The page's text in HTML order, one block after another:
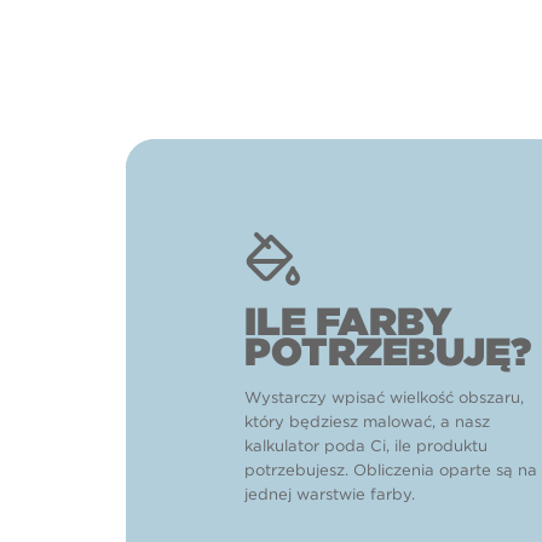
ILE FARBY
POTRZEBUJĘ?
Wystarczy wpisać wielkość obszaru,
który będziesz malować, a nasz
kalkulator poda Ci, ile produktu
potrzebujesz. Obliczenia oparte są na
jednej warstwie farby.